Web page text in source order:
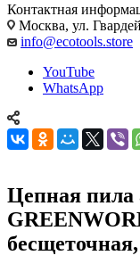
Контактная
Москва, ул.
info@ecotools.store
YouTube
WhatsApp
Цепная пила